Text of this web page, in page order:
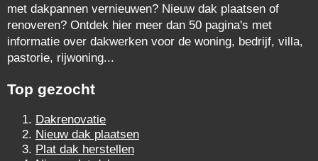
met dakpannen vernieuwen? Nieuw dak plaatsen of
renoveren? Ontdek hier meer dan 50 pagina's met
informatie over dakwerken voor de woning, bedrijf, villa,
pastorie, rijwoning...
Top gezocht
Dakrenovatie
Nieuw dak plaatsen
Plat dak herstellen